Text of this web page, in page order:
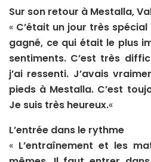
Sur son retour à Mestalla,
« C’était un jour très
gagné, ce qui était le plus
sentiments. C’est très
j’ai ressenti. J’avais
pieds à Mestalla. C’est
Je suis très heureux.«
L’entrée dans le rythme
« L’entraînement et les